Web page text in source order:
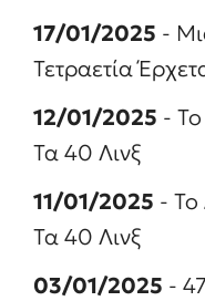
17/01/2025 -
Τετραετία
12/01/2025 -
Τα 40 Λινξ
11/01/2025 - Το
Τα 40 Λινξ
03/01/2025 -